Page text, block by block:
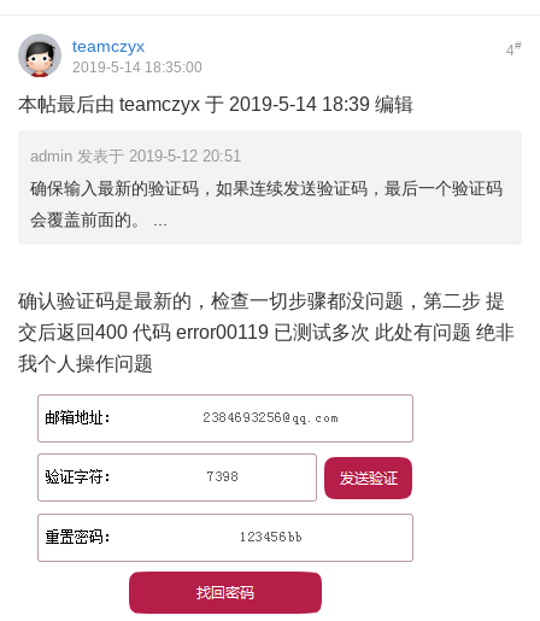
4#
teamczyx
2019-5-14 18:35:00
本帖最后由 teamczyx 于 2019-5-14 18:39 编辑
admin 发表于 2019-5-12 20:51
确保输入最新的验证码，如果连续发送验证码，最后一个验证码
会覆盖前面的。 ...
确认验证码是最新的，检查一切步骤都没问题，第二步 提
交后返回400 代码 error00119 已测试多次 此处有问题 绝非
我个人操作问题